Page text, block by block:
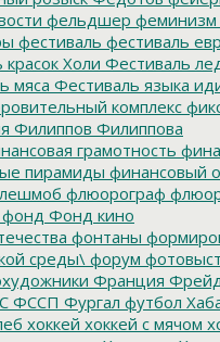
фельдшер феминизм
фестиваль фестиваль
Холи Фестиваль
мяса Фестиваль языка
комплекс
Филиппов Филиппова
грамотность
пирамиды финансовый
флюорограф
фонд Фонд кино
фонтаны
среды\ форум
Франция Фрейд
ФССП Фургал футбол
хоккей хоккей с мячом